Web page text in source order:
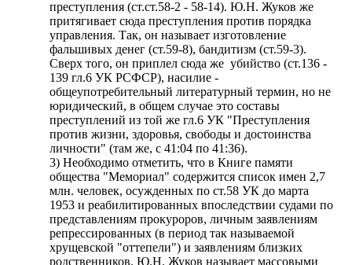
преступления (ст.ст.58-2 - 58-14). Ю.Н. Жуков же
притягивает сюда преступления против порядка
управления. Так, он называет изготовление
фальшивых денег (ст.59-8), бандитизм (ст.59-3).
Сверх того, он приплел сюда же убийство (ст.136 -
139 гл.6 УК РСФСР), насилие -
общеупотребительный литературный термин, но не
юридический, в общем случае это составы
преступлений из той же гл.6 УК "Преступления
против жизни, здоровья, свободы и достоинства
личности" (там же, с 41:04 по 41:36).
3) Необходимо отметить, что в Книге памяти
общества "Мемориал" содержится список имен 2,7
млн. человек, осужденных по ст.58 УК до марта
1953 и реабилитированных впоследствии судами по
представлениям прокуроров, личным заявлениям
репрессированных (в период так называемой
хрущевской "оттепели") и заявлениям близких
родственников. Ю.Н. Жуков называет массовыми